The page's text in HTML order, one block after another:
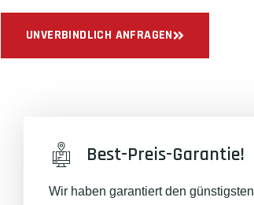
UNVERBINDLICH ANFRAGEN
Best-Preis-Garantie!
Wir haben garantiert den günstigsten